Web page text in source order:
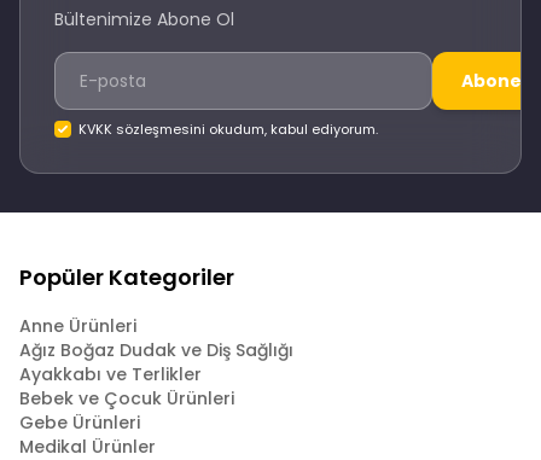
Bültenimize Abone Ol
Abone
KVKK sözleşmesini okudum, kabul ediyorum.
Popüler Kategoriler
Anne Ürünleri
Ağız Boğaz Dudak ve Diş Sağlığı
Ayakkabı ve Terlikler
Bebek ve Çocuk Ürünleri
Gebe Ürünleri
Medikal Ürünler